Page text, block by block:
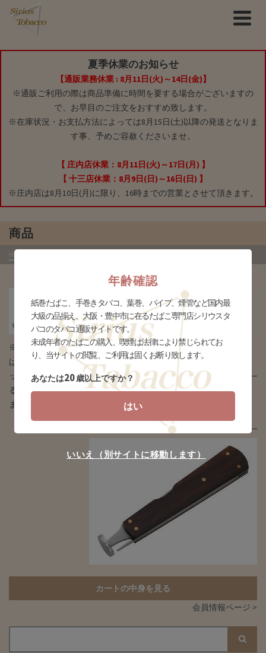
夏季休業のお知らせ
【通販業務休業 : 8月11日(火)～14日(金)】
※通販ご利用の際は商品準備に時間を要する場合がございますの
で、お早目のご注文をおすすめ致します。
※在庫状況・お支払方法によっては8月15日(土)以降の発送となりま
す事、予めご容赦くださいませ。
【 庄内店休業：8月11日(火)～17日(月) 】
【 十三店休業：8月9日(日)～16日(日) 】
※庄内店は8月10日(月)に限り、16時までの営業とさせて頂きます。
商品
HOME
※タバコの場合
はデザインとパ
ッケージが異な
る場合がござい
ます
スクエアブラックウッド
(gpa-c016)
販売価格
¥1,000(税込)
全長87mm タンパーヘッドが楕円形。
カートの中身を見る
会員情報ページ >
年齢確認
紙巻たばこ、手巻きタバコ、葉巻、パイプ、煙管など国内最
大級の品揃え。大阪・豊中市に在るたばこ専門店シリウスタ
バコのタバコ通販サイトです。
未成年者のたばこの購入、喫煙は法律により禁じられてお
り、当サイトの閲覧、ご利用は固くお断り致します。
あなたは20歳以上ですか？
はい
いいえ（別サイトに移動します）